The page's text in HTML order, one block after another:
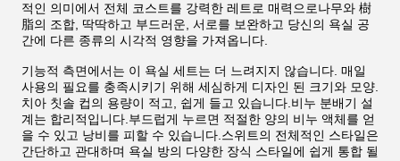
적인 의미에서 전체 코스트를 강력한 레트로 매력으로나무와 樹
脂의 조합, 딱딱하고 부드러운, 서로를 보완하고 당신의 욕실 공
간에 다른 종류의 시각적 영향을 가져옵니다.
기능적 측면에서는 이 욕실 세트는 더 느려지지 않습니다. 매일
사용의 필요를 충족시키기 위해 세심하게 디자인 된 크기와 모양.
치아 칫솔 컵의 용량이 적고, 쉽게 들고 있습니다.비누 분배기 설
계는 합리적입니다.부드럽게 누르면 적절한 양의 비누 액체를 얻
을 수 있고 낭비를 피할 수 있습니다.스위트의 전체적인 스타일은
간단하고 관대하며 욕실 방의 다양한 장식 스타일에 쉽게 통합 될